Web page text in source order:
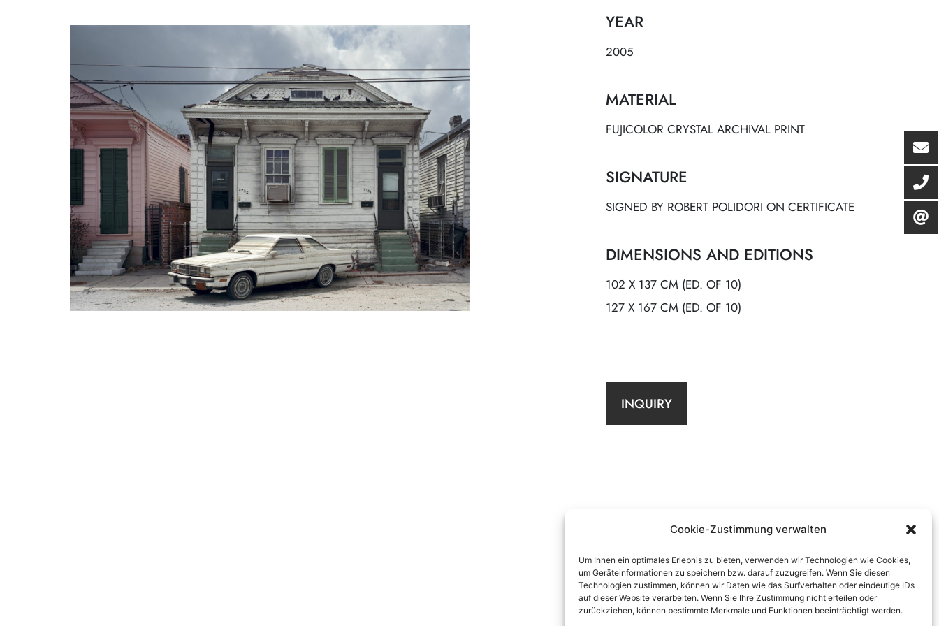
Cookie-Zustimmung verwalten
Um Ihnen ein optimales Erlebnis zu bieten, verwenden wir Technologien wie Cookies,
um Geräteinformationen zu speichern bzw. darauf zuzugreifen. Wenn Sie diesen
Technologien zustimmen, können wir Daten wie das Surfverhalten oder eindeutige IDs
auf dieser Website verarbeiten. Wenn Sie Ihre Zustimmung nicht erteilen oder
zurückziehen, können bestimmte Merkmale und Funktionen beeinträchtigt werden.
YEAR
2005
MATERIAL
FUJICOLOR CRYSTAL ARCHIVAL PRINT
SIGNATURE
SIGNED BY ROBERT POLIDORI ON CERTIFICATE
DIMENSIONS AND EDITIONS
102 X 137 CM (ED. OF 10)
127 X 167 CM (ED. OF 10)
INQUIRY